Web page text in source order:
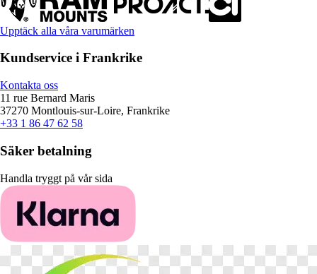
Upptäck alla våra varumärken
Kundservice i Frankrike
Kontakta oss
11 rue Bernard Maris
37270 Montlouis-sur-Loire, Frankrike
+33 1 86 47 62 58
Säker betalning
Handla tryggt på vår sida